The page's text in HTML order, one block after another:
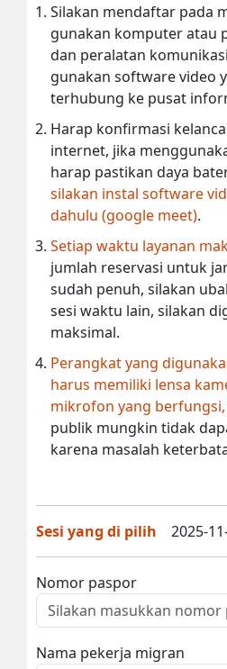
Silakan mendaftar pada
gunakan komputer atau
dan peralatan
gunakan software video
terhubung ke pusat
Harap konfirmasi
internet, jika
harap pastikan daya
silakan instal software
dahulu (google meet).
Setiap waktu layanan
jumlah reservasi untuk
sudah penuh, silakan
sesi waktu lain, silakan
maksimal.
Perangkat yang
harus memiliki lensa
mikrofon yang berfungsi,
publik mungkin tidak
karena masalah
Sesi yang di pilih 2025-
Nomor paspor
Nama pekerja migran